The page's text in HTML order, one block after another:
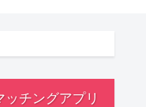
チングアプリ